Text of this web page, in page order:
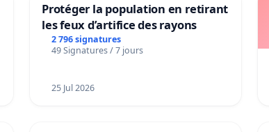
Protéger la population en retirant
les feux d’artifice des rayons
2 796 signatures
49 Signatures / 7 jours
25 Jul 2026